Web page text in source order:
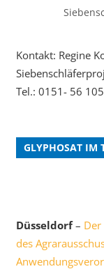
Kontakt: Regine
Tel.: 0151- 56
GLYPHOSAT IM
Düsseldorf–
des